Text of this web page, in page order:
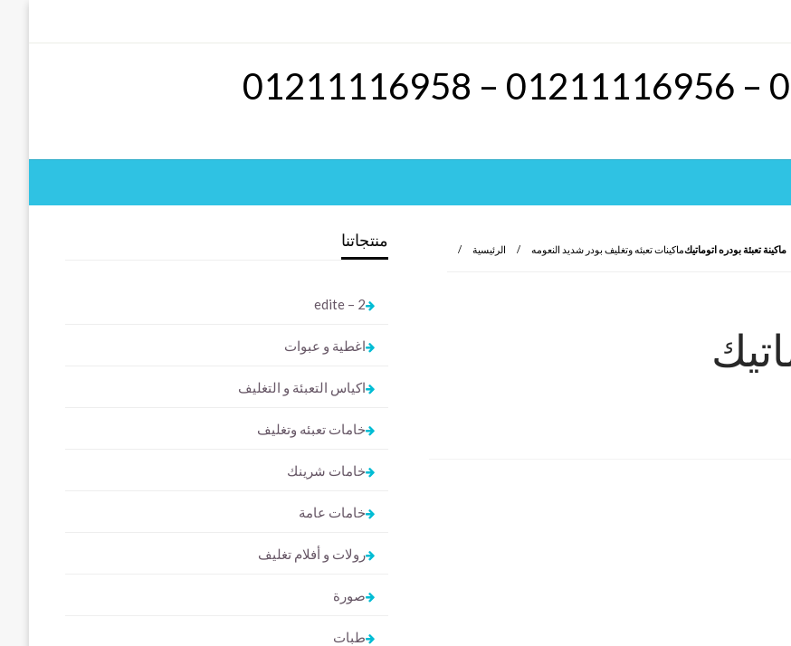
الرئيسية ماكينات تعبئه وتغليف بودر شديد النعومهماكينة تعبئة بودره اتوماتيك منتجاتنا
2 – edite
اغطية و عبوات
اكياس التعبئة و التغليف
خامات تعبئه وتغليف
خامات شرينك
خامات عامة
رولات و أفلام تغليف
صورة
طبات